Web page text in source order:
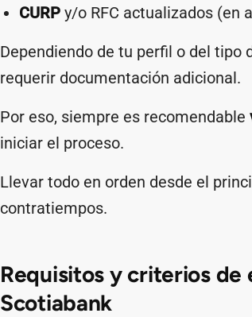
CURP y/o RFC actualizados (en
Dependiendo de tu perfil o del tipo
requerir documentación adicional.
Por eso, siempre es recomendable
iniciar el proceso.
Llevar todo en orden desde el
contratiempos.
Requisitos y criterios
Scotiabank